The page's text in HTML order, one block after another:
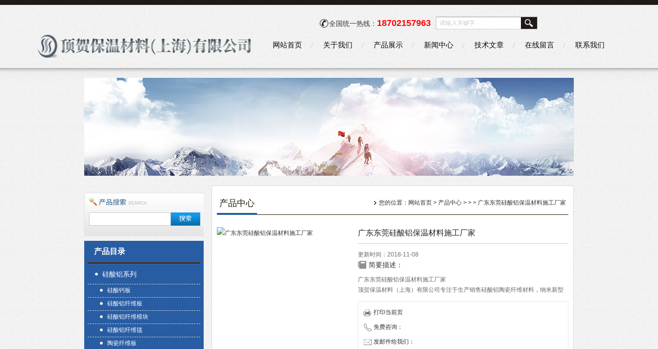
全国统一热线： 18702157963
网站首页 关于我们 产品展示 新闻中心 技术文章 在线留言 联系我们
产品目录
硅酸铝系列
硅酸钙板
硅酸铝纤维板
硅酸铝纤维模块
硅酸铝纤维毯
陶瓷纤维板
产品中心 您的位置： 网站首页 > 产品中心 > > > 广东东莞硅酸铝保温材料施工厂家
广东东莞硅酸铝保温材料施工厂家
更新时间：2018-11-08
简要描述：
广东东莞硅酸铝保温材料施工厂家
顶贺保温材料（上海）有限公司专注于生产销售硅酸铝陶瓷纤维材料，纳米新型
节能环保隔热材料，多晶莫来石纤维材料三大系列产品,并为客户提供设备的保温
方案设计及安装。公司经营管理团队拥有多年成功经验，致力于为我们的客户提
打印当前页
免费咨询：
发邮件给我们：